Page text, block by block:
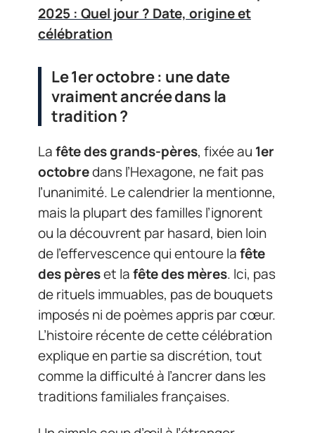
2025 : Quel jour ? Date, origine et
célébration
Le 1er octobre : une date
vraiment ancrée dans la
tradition ?
Lafête des grands-pères, fixée au 1er
octobredans l’Hexagone, ne fait pas
l’unanimité. Le calendrier la mentionne,
mais la plupart des familles l’ignorent
ou la découvrent par hasard, bien loin
de l’effervescence qui entoure lafête
des pèreset lafête des mères. Ici, pas
de rituels immuables, pas de bouquets
imposés ni de poèmes appris par cœur.
L’histoire récente de cette célébration
explique en partie sa discrétion, tout
comme la difficulté à l’ancrer dans les
traditions familiales françaises.